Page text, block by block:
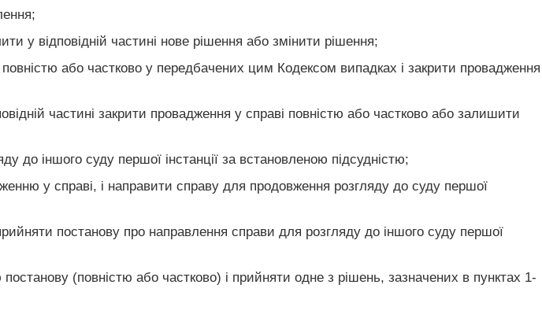
у відповідній частині нове рішення або змінити рішення;
або частково у передбачених цим Кодексом випадках і закрити провадження
частині закрити провадження у справі повністю або частково або залишити
до іншого суду першої інстанції за встановленою підсудністю;
у справі, і направити справу для продовження розгляду до суду першої
постанову про направлення справи для розгляду до іншого суду першої
(повністю або частково) і прийняти одне з рішень, зазначених в пунктах 1-